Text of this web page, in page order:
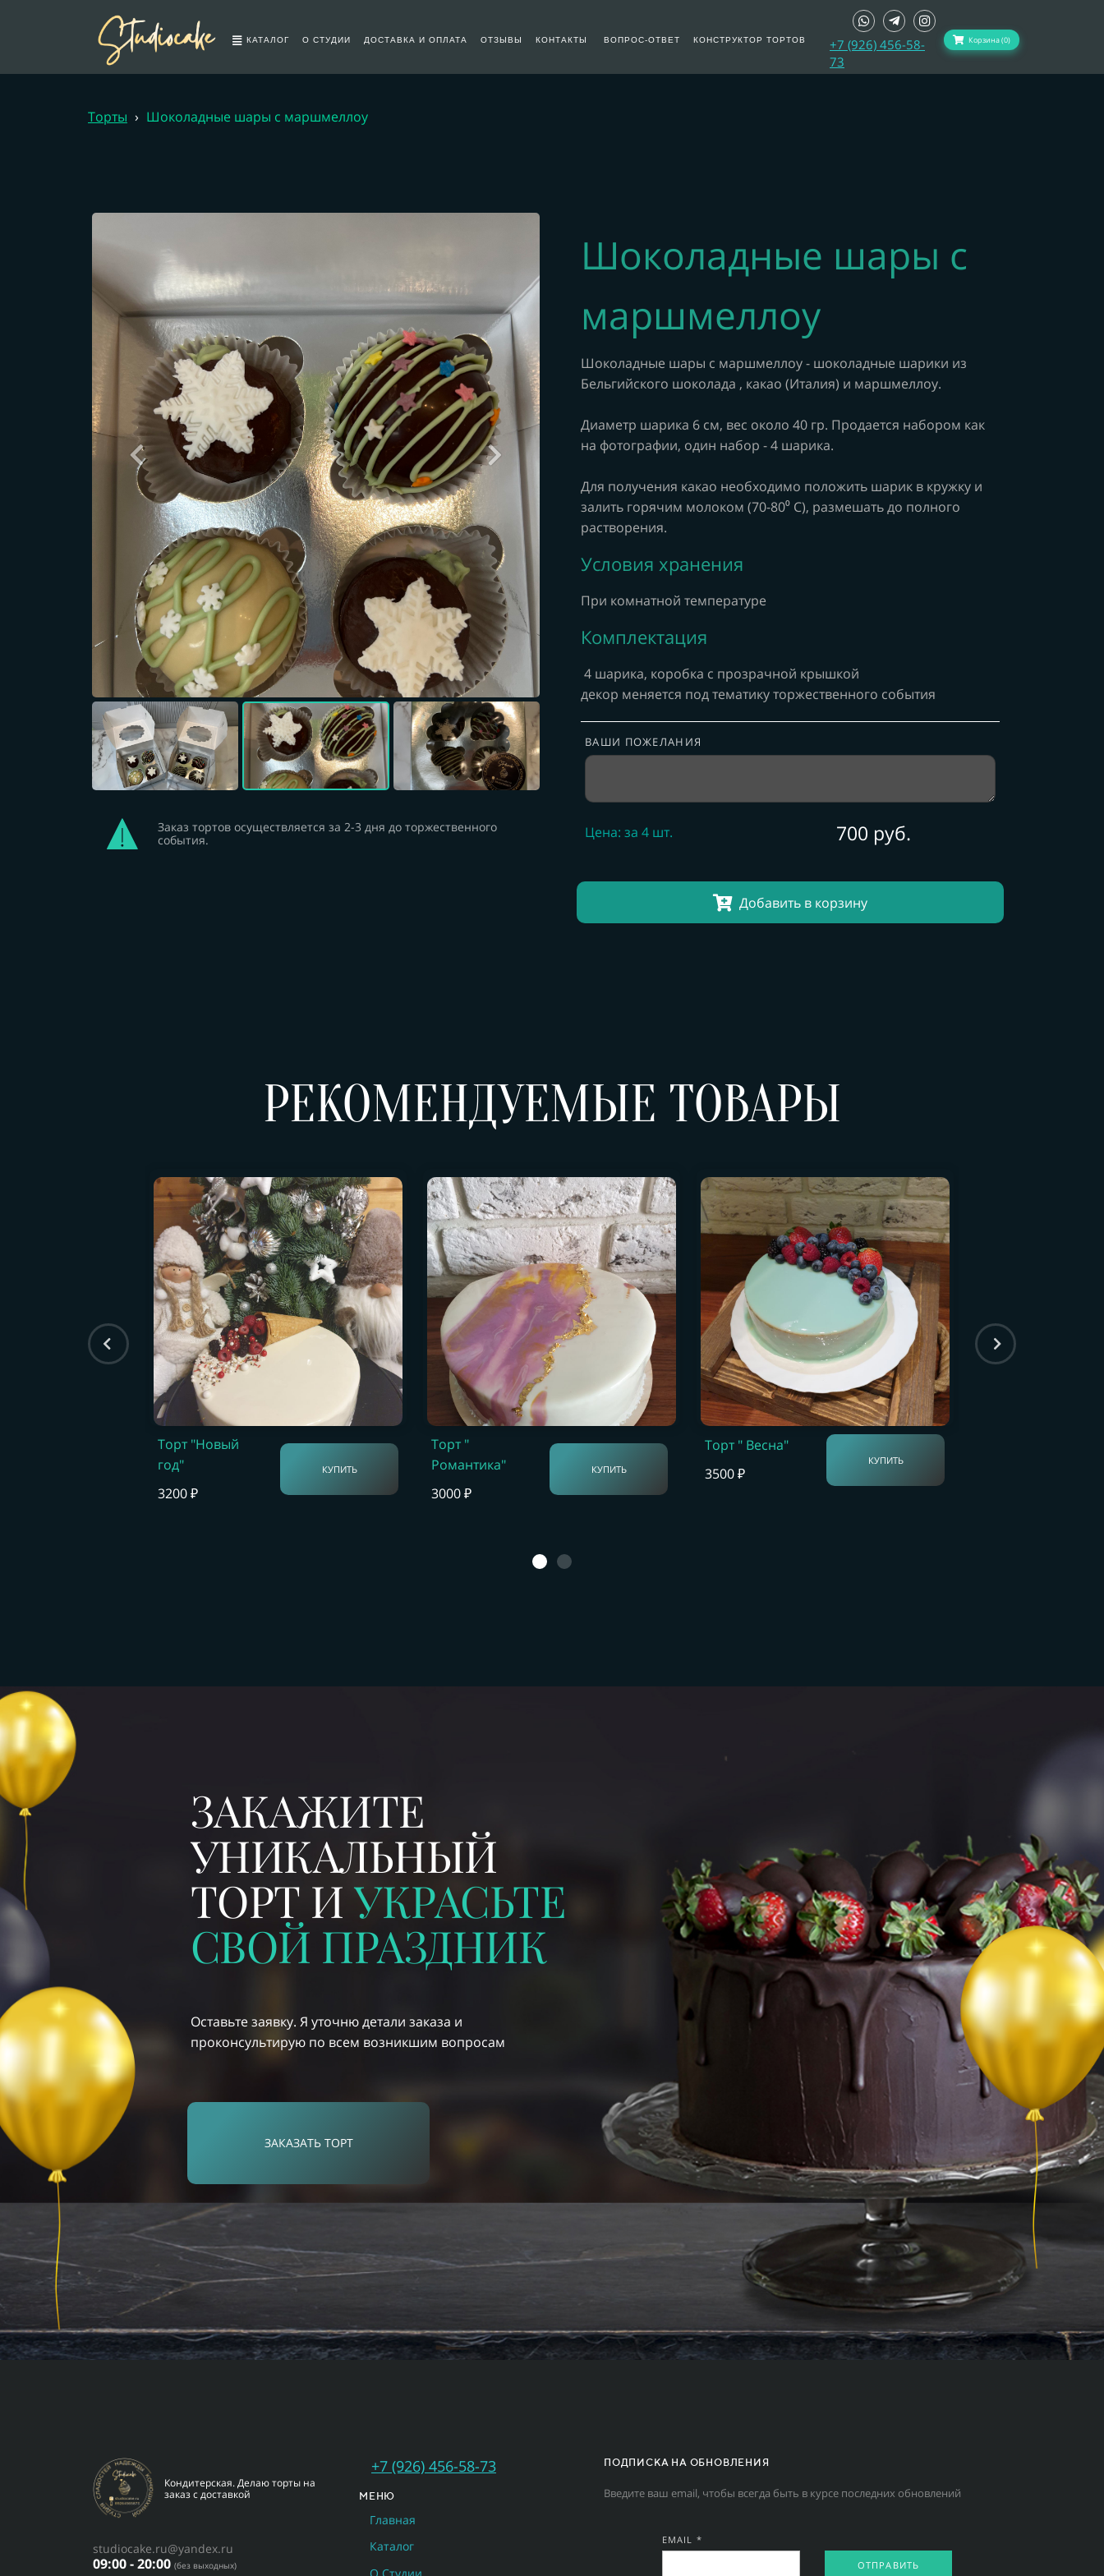
КАТАЛОГ О СТУДИИ ДОСТАВКА И ОПЛАТА ОТЗЫВЫ КОНТАКТЫ ВОПРОС-ОТВЕТ КОНСТРУКТОР ТОРТОВ
+7 (926) 456-58-
73
Корзина (0)
Торты › Шоколадные шары с маршмеллоу
Заказ тортов осуществляется за 2-3 дня до торжественного
события.
Шоколадные шары с
маршмеллоу
Шоколадные шары с маршмеллоу - шоколадные шарики из
Бельгийского шоколада , какао (Италия) и маршмеллоу.
Диаметр шарика 6 см, вес около 40 гр. Продается набором как
на фотографии, один набор - 4 шарика.
Для получения какао необходимо положить шарик в кружку и
залить горячим молоком (70-80⁰ С), размешать до полного
растворения.
Условия хранения
При комнатной температуре
Комплектация
4 шарика, коробка с прозрачной крышкой
декор меняется под тематику торжественного события
ВАШИ ПОЖЕЛАНИЯ
Цена: за 4 шт. 700 руб.
Добавить в корзину
РЕКОМЕНДУЕМЫЕ ТОВАРЫ
Торт "Новый
год"
3200 ₽
КУПИТЬ
Торт "
Романтика"
3000 ₽
КУПИТЬ
Торт " Весна"
3500 ₽
КУПИТЬ
ЗАКАЖИТЕ
УНИКАЛЬНЫЙ
ТОРТ И УКРАСЬТЕ
СВОЙ ПРАЗДНИК
ЗАКАЗАТЬ ТОРТ
Оставьте заявку. Я уточню детали заказа и
проконсультирую по всем возникшим вопросам
Кондитерская. Делаю торты на
заказ с доставкой
studiocake.ru@yandex.ru
09:00 - 20:00 (без выходных)
+7 (926) 456-58-73
МЕНЮ
Главная
Каталог
ПОДПИСКА НА ОБНОВЛЕНИЯ
Введите ваш email, чтобы всегда быть в курсе последних обновлений
EMAIL *
ОТПРАВИТЬ